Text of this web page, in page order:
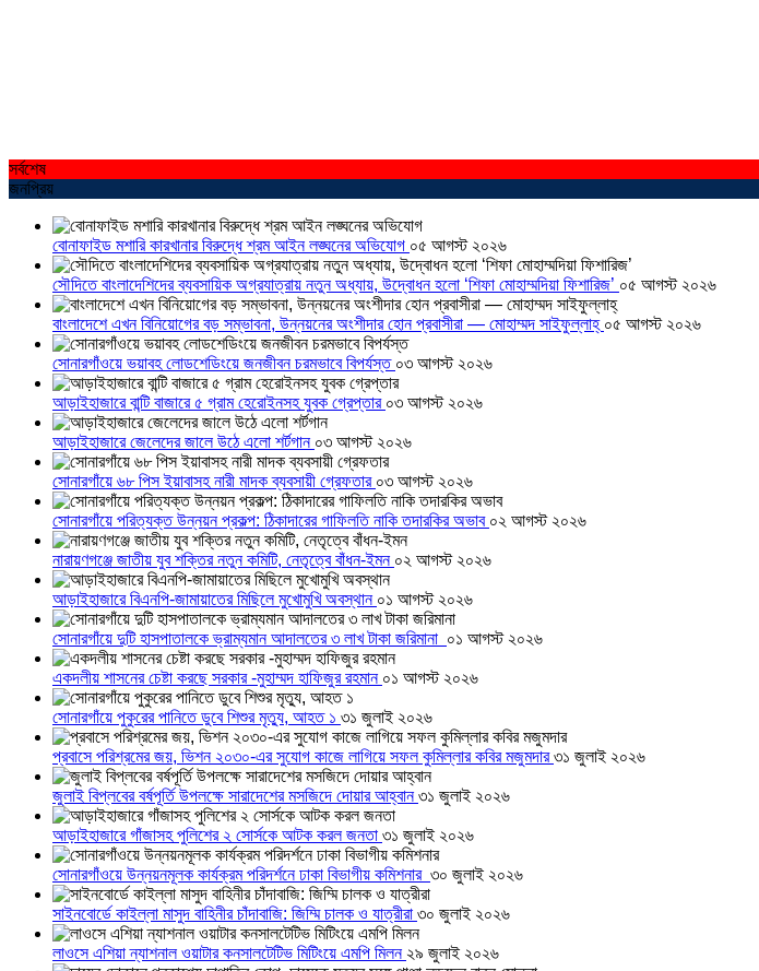
সর্বশেষ
জনপ্রিয়
বোনাফাইড মশারি কারখানার বিরুদ্ধে শ্রম আইন লঙ্ঘনের অভিযোগ ০৫ আগস্ট ২০২৬
সৌদিতে বাংলাদেশিদের ব্যবসায়িক অগ্রযাত্রায় নতুন অধ্যায়, উদ্বোধন হলো ‘শিফা মোহাম্মদিয়া ফিশারিজ’ ০৫ আগস্ট ২০২৬
বাংলাদেশে এখন বিনিয়োগের বড় সম্ভাবনা, উন্নয়নের অংশীদার হোন প্রবাসীরা — মোহাম্মদ সাইফুল্লাহ্ ০৫ আগস্ট ২০২৬
সোনারগাঁওয়ে ভয়াবহ লোডশেডিংয়ে জনজীবন চরমভাবে বিপর্যস্ত ০৩ আগস্ট ২০২৬
আড়াইহাজারে বান্টি বাজারে ৫ গ্রাম হেরোইনসহ যুবক গ্রেপ্তার ০৩ আগস্ট ২০২৬
আড়াইহাজারে জেলেদের জালে উঠে এলো শর্টগান ০৩ আগস্ট ২০২৬
সোনারগাঁয়ে ৬৮ পিস ইয়াবাসহ নারী মাদক ব্যবসায়ী গ্রেফতার ০৩ আগস্ট ২০২৬
সোনারগাঁয়ে পরিত্যক্ত উন্নয়ন প্রকল্প: ঠিকাদারের গাফিলতি নাকি তদারকির অভাব ০২ আগস্ট ২০২৬
নারায়ণগঞ্জে জাতীয় যুব শক্তির নতুন কমিটি, নেতৃত্বে বাঁধন-ইমন ০২ আগস্ট ২০২৬
আড়াইহাজারে বিএনপি-জামায়াতের মিছিলে মুখোমুখি অবস্থান ০১ আগস্ট ২০২৬
সোনারগাঁয়ে দুটি হাসপাতালকে ভ্রাম্যমান আদালতের ৩ লাখ টাকা জরিমানা ০১ আগস্ট ২০২৬
একদলীয় শাসনের চেষ্টা করছে সরকার -মুহাম্মদ হাফিজুর রহমান ০১ আগস্ট ২০২৬
সোনারগাঁয়ে পুকুরের পানিতে ডুবে শিশুর মৃত্যু, আহত ১ ৩১ জুলাই ২০২৬
প্রবাসে পরিশ্রমের জয়, ভিশন ২০৩০-এর সুযোগ কাজে লাগিয়ে সফল কুমিল্লার কবির মজুমদার৩১ জুলাই ২০২৬
জুলাই বিপ্লবের বর্ষপূর্তি উপলক্ষে সারাদেশের মসজিদে দোয়ার আহ্বান৩১ জুলাই ২০২৬
আড়াইহাজারে গাঁজাসহ পুলিশের ২ সোর্সকে আটক করল জনতা ৩১ জুলাই ২০২৬
সোনারগাঁওয়ে উন্নয়নমূলক কার্যক্রম পরিদর্শনে ঢাকা বিভাগীয় কমিশনার ৩০ জুলাই ২০২৬
সাইনবোর্ডে কাইল্লা মাসুদ বাহিনীর চাঁদাবাজি: জিম্মি চালক ও যাত্রীরা ৩০ জুলাই ২০২৬
লাওসে এশিয়া ন্যাশনাল ওয়াটার কনসালটেটিভ মিটিংয়ে এমপি মিলন ২৯ জুলাই ২০২৬